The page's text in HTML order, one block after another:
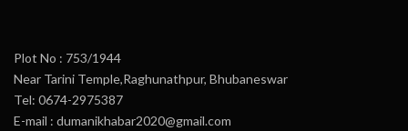
Plot No : 753/1944
Near Tarini Temple,Raghunathpur, Bhubaneswar
Tel: 0674-2975387
E-mail : dumanikhabar2020@gmail.com